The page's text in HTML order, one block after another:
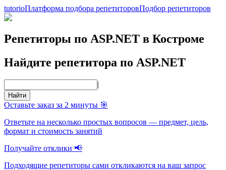
tutorioПлатформа подбора репетиторовПодбор репетиторов
Репетиторы по ASP.NET в Костроме
Найдите репетитора по ASP.NET
|
Найти
Оставьте заказ за 2 минуты 🎯
Ответьте на несколько простых вопросов — предмет, цель,
формат и стоимость занятий
Получайте отклики 📢
Подходящие репетиторы сами откликаются на ваш запрос